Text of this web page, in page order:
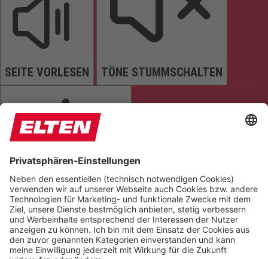
SEITE VORLESEN TÖNE STUMMSCHALTEN
ANIMATIONEN STOPPEN
Einstellungen zurücksetzen